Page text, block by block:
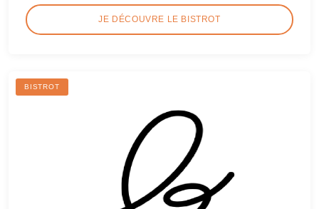
JE DÉCOUVRE LE BISTROT
BISTROT